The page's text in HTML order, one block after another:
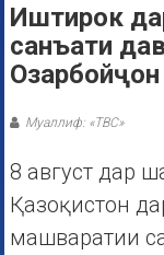
Иштирок
санъати
Муаллиф: «ТВС»
8 август дар
Қазоқистон
машваратии